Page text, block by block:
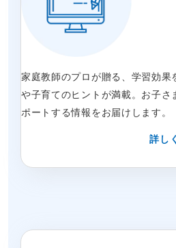
家庭教師のプロが贈る、学習効果
や子育てのヒントが満載。お子さ
ポートする情報をお届けします。
詳し